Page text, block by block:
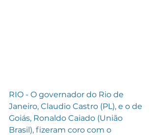
RIO - O governador do Rio de
Janeiro, Claudio Castro (PL), e o de
Goiás, Ronaldo Caiado (União
Brasil), fizeram coro com o